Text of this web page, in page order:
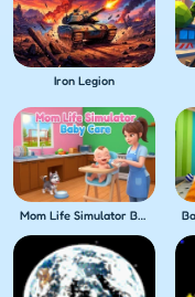
Iron Legion
Mom Life Simulator Baby Care